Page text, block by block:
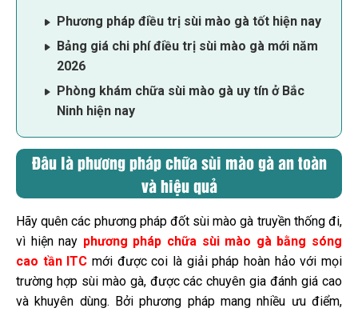
Phương pháp điều trị sùi mào gà tốt hiện nay
Bảng giá chi phí điều trị sùi mào gà mới năm
2026
Phòng khám chữa sùi mào gà uy tín ở Bắc
Ninh hiện nay
Đâu là phương pháp chữa sùi mào gà an toàn
và hiệu quả
Hãy quên các phương pháp đốt sùi mào gà truyền thống đi,
vì hiện nay phương pháp chữa sùi mào gà bằng sóng
cao tần ITC mới được coi là giải pháp hoàn hảo với mọi
trường hợp sùi mào gà, được các chuyên gia đánh giá cao
và khuyên dùng. Bởi phương pháp mang nhiều ưu điểm,